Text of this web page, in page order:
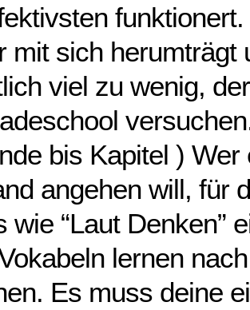
mit sich herumträgt
viel zu wenig,
bis Kapitel )
angehen will, für
wie “Laut Denken”
lernen
Es muss deine